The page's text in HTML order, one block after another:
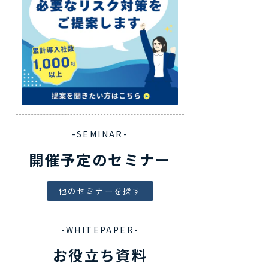
-SEMINAR-
開催予定のセミナー
他のセミナーを探す
-WHITEPAPER-
お役立ち資料